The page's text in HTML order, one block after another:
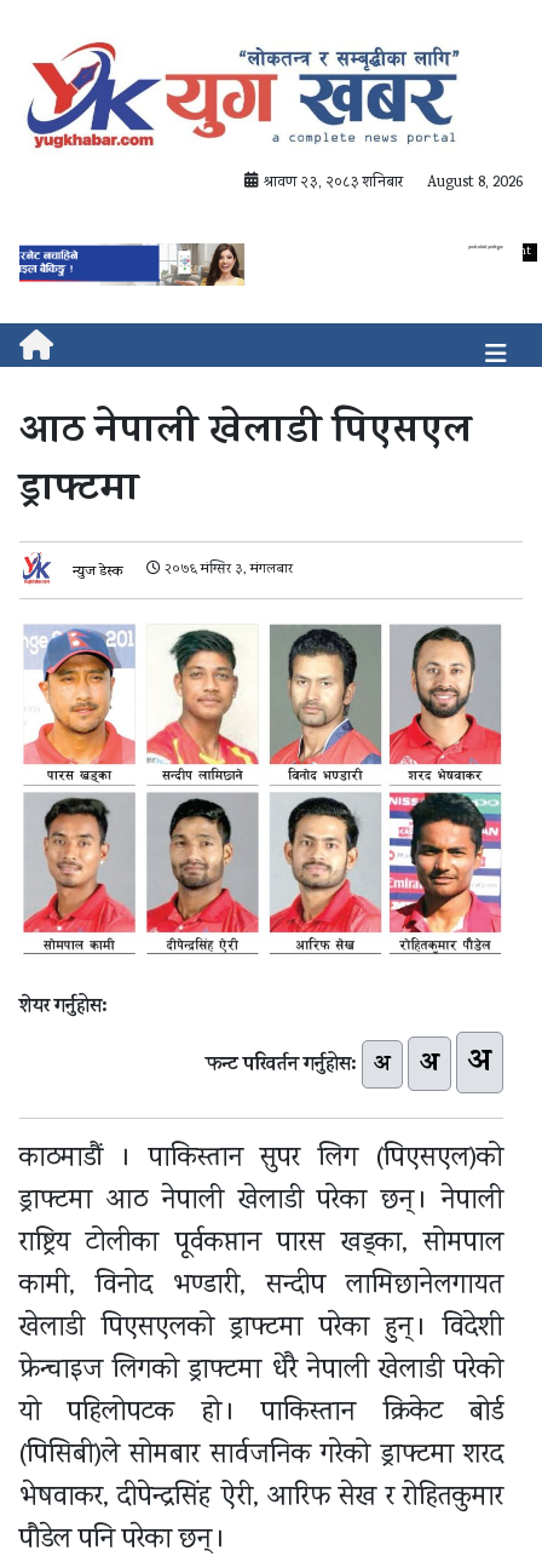
श्रावण २३, २०८३ शनिबार August 8, 2026
आठ नेपाली खेलाडी पिएसएल
ड्राफ्टमा
न्युज डेस्क २०७६ मंग्सिर ३, मंगलबार
शेयर गर्नुहोस:
फन्ट परिवर्तन गर्नुहोस: अ अ अ
काठमाडौं । पाकिस्तान सुपर लिग (पिएसएल)को
ड्राफ्टमा आठ नेपाली खेलाडी परेका छन् । नेपाली
राष्ट्रिय टोलीका पूर्वकप्तान पारस खड्का, सोमपाल
कामी, विनोद भण्डारी, सन्दीप लामिछानेलगायत
खेलाडी पिएसएलको ड्राफ्टमा परेका हुन् । विदेशी
फ्रेन्चाइज लिगको ड्राफ्टमा धेरै नेपाली खेलाडी परेको
यो पहिलोपटक हो । पाकिस्तान क्रिकेट बोर्ड
(पिसिबी)ले सोमबार सार्वजनिक गरेको ड्राफ्टमा शरद
भेषवाकर, दीपेन्द्रसिंह ऐरी, आरिफ सेख र रोहितकुमार
पौडेल पनि परेका छन् ।